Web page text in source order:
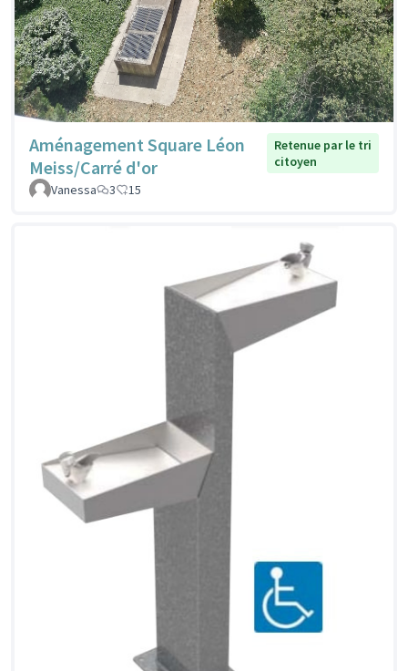
Aménagement Square Léon
Meiss/Carré d'or
Retenue par le tri
citoyen
Vanessa
3 15